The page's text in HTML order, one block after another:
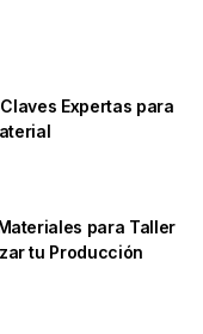
Expertas para
para Taller
tu Producción